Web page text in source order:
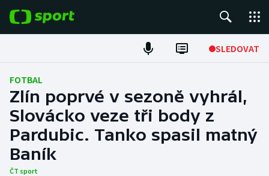
SLEDOVAT
Fotbal
Hokej
Tenis
Atletika
FOTBAL
Zlín poprvé v sezoně vyhrál,
Slovácko veze tři body z
Pardubic. Tanko spasil matný
Baník
ČT sport